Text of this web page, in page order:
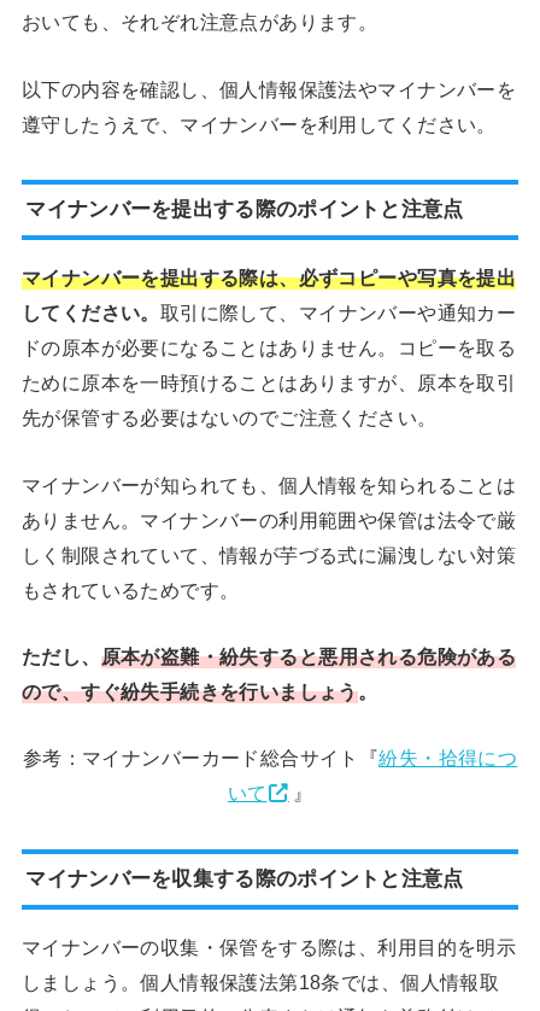
おいても、それぞれ注意点があります。
以下の内容を確認し、個人情報保護法やマイナンバーを
遵守したうえで、マイナンバーを利用してください。
マイナンバーを提出する際のポイントと注意点
マイナンバーを提出する際は、必ずコピーや写真を提出
してください。 取引に際して、マイナンバーや通知カー
ドの原本が必要になることはありません。コピーを取る
ために原本を一時預けることはありますが、原本を取引
先が保管する必要はないのでご注意ください。
マイナンバーが知られても、個人情報を知られることは
ありません。マイナンバーの利用範囲や保管は法令で厳
しく制限されていて、情報が芋づる式に漏洩しない対策
もされているためです。
ただし、 原本が盗難・紛失すると悪用される危険がある
ので、すぐ紛失手続きを行いましょう。
参考：マイナンバーカード総合サイト『紛失・拾得につ
いて
』
マイナンバーを収集する際のポイントと注意点
マイナンバーの収集・保管をする際は、利用目的を明示
しましょう。個人情報保護法第18条では、個人情報取